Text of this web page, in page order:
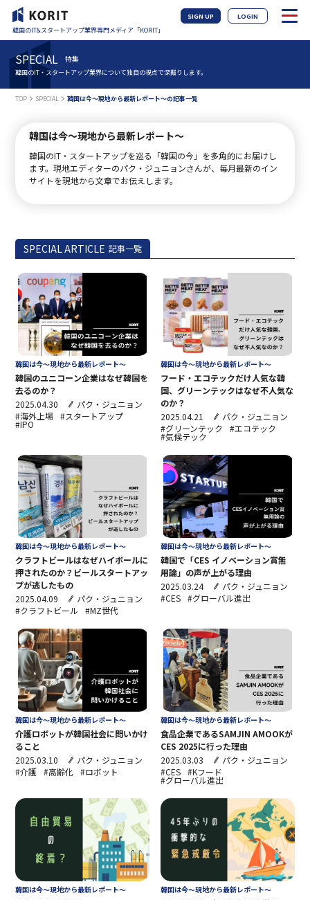
韓国のIT&スタートアップ業界専門メディア「KORIT」
SIGN UP LOGIN
SPECIAL 特集
韓国のIT・スタートアップ業界について独自の視点で深掘りします。
TOP SPECIAL 韓国は今～現地から最新レポート～の記事一覧
韓国は今～現地から最新レポート～
韓国のIT・スタートアップを巡る「韓国の今」を多角的にお届けし
ます。現地エディターのパク・ジュニョンさんが、毎月最新のイン
サイトを現地から文章でお伝えします。
SPECIAL ARTICLE 記事一覧
韓国は今～現地から最新レポート～
韓国のユニコーン企業はなぜ韓国を
去るのか？
2025.04.30
パク・ジュニョン
#海外上場
#スタートアップ
#IPO
韓国は今～現地から最新レポート～
フード・エコテックだけ人気な韓
国、グリーンテックはなぜ不人気な
のか？
2025.04.21
パク・ジュニョン
#グリーンテック
#エコテック
#気候テック
韓国は今～現地から最新レポート～
クラフトビールはなぜハイボールに
押されたのか？ビールスタートアッ
プが逃したもの
2025.04.09
パク・ジュニョン
#クラフトビール
#MZ世代
韓国は今～現地から最新レポート～
韓国で「CES イノベーション賞無
用論」の声が上がる理由
2025.03.24
パク・ジュニョン
#CES #グローバル進出
韓国は今～現地から最新レポート～
介護ロボットが韓国社会に問いかけ
ること
2025.03.10
パク・ジュニョン
#介護
#高齢化 #ロボット
韓国は今～現地から最新レポート～
食品企業であるSAMJIN AMOOKが
CES 2025に行った理由
2025.03.03
パク・ジュニョン
#CES #Kフード
#グローバル進出
韓国は今～現地から最新レポート～ 韓国は今～現地から最新レポート～